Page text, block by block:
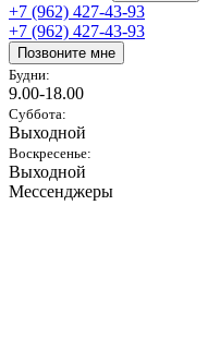
+7 (962) 427-43-93
+7 (962) 427-43-93
Позвоните мне
Будни:
9.00-18.00
Суббота:
Выходной
Воскресенье:
Выходной
Мессенджеры